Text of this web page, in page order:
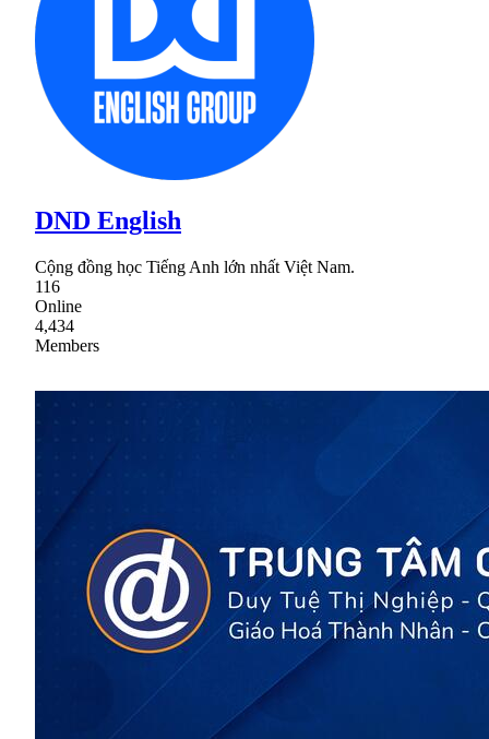
DND English
Cộng đồng học Tiếng Anh lớn nhất Việt Nam.
116
Online
4,434
Members